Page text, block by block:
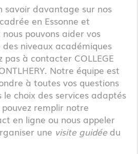
savoir davantage sur nos
en Essonne et
pouvons aider vos
niveaux académiques
pas à contacter COLLEGE
Notre équipe est
à toutes vos questions
choix des services adaptés
remplir notre
en ligne ou nous appeler
une visite guidée du